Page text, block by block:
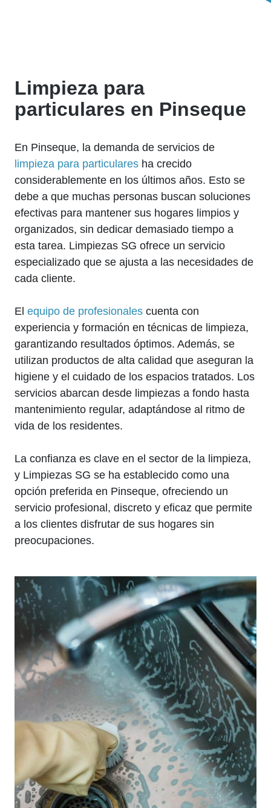
Limpieza para
particulares en Pinseque
En Pinseque, la demanda de servicios de
limpieza para particulares ha crecido
considerablemente en los últimos años. Esto se
debe a que muchas personas buscan soluciones
efectivas para mantener sus hogares limpios y
organizados, sin dedicar demasiado tiempo a
esta tarea. Limpiezas SG ofrece un servicio
especializado que se ajusta a las necesidades de
cada cliente.
El equipo de profesionales cuenta con
experiencia y formación en técnicas de limpieza,
garantizando resultados óptimos. Además, se
utilizan productos de alta calidad que aseguran la
higiene y el cuidado de los espacios tratados. Los
servicios abarcan desde limpiezas a fondo hasta
mantenimiento regular, adaptándose al ritmo de
vida de los residentes.
La confianza es clave en el sector de la limpieza,
y Limpiezas SG se ha establecido como una
opción preferida en Pinseque, ofreciendo un
servicio profesional, discreto y eficaz que permite
a los clientes disfrutar de sus hogares sin
preocupaciones.